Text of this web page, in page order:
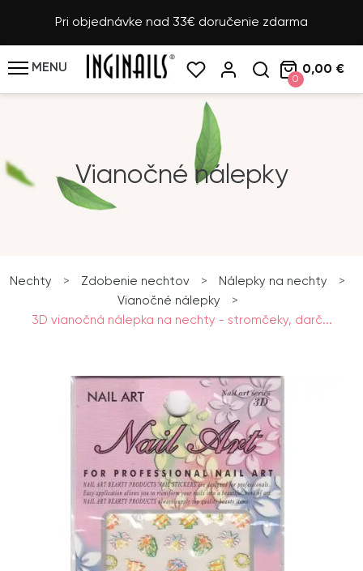
Pri objednávke nad 33€ doručenie zdarma
MENU
0
0,00 €
Vianočné nálepky
Nechty > Zdobenie nechtov > Nálepky na nechty
>
Vianočné nálepky
>
3D vianočná nálepka na nechty - stromčeky, darč...